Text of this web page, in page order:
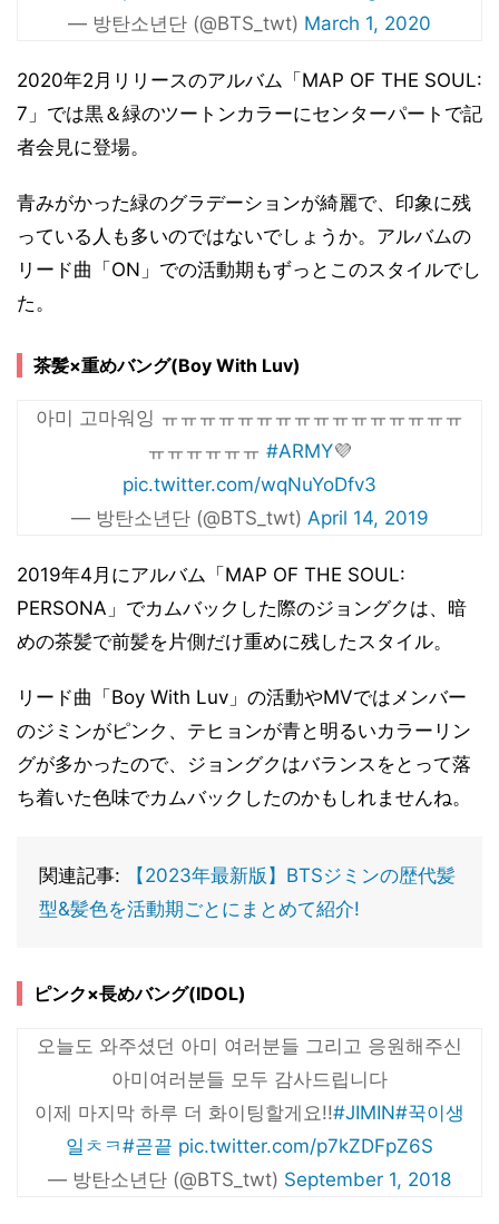
— 방탄소년단 (@BTS_twt) March 1, 2020
2020年2月リリースのアルバム「MAP OF THE SOUL:
7」では黒＆緑のツートンカラーにセンターパートで記
者会見に登場。
青みがかった緑のグラデーションが綺麗で、印象に残
っている人も多いのではないでしょうか。アルバムの
リード曲「ON」での活動期もずっとこのスタイルでし
た。
茶髪×重めバング(Boy With Luv)
아미 고마워잉 ㅠㅠㅠㅠㅠㅠㅠㅠㅠㅠㅠㅠㅠㅠㅠㅠ
ㅠㅠㅠㅠㅠㅠ #ARMY💜
pic.twitter.com/wqNuYoDfv3
— 방탄소년단 (@BTS_twt) April 14, 2019
2019年4月にアルバム「MAP OF THE SOUL:
PERSONA」でカムバックした際のジョングクは、暗
めの茶髪で前髪を片側だけ重めに残したスタイル。
リード曲「Boy With Luv」の活動やMVではメンバー
のジミンがピンク、テヒョンが青と明るいカラーリン
グが多かったので、ジョングクはバランスをとって落
ち着いた色味でカムバックしたのかもしれませんね。
関連記事: 【2023年最新版】BTSジミンの歴代髪
型&髪色を活動期ごとにまとめて紹介!
ピンク×長めバング(IDOL)
오늘도 와주셨던 아미 여러분들 그리고 응원해주신
아미여러분들 모두 감사드립니다
이제 마지막 하루 더 화이팅할게요!!#JIMIN#꾹이생
일ㅊㅋ#곧끝 pic.twitter.com/p7kZDFpZ6S
— 방탄소년단 (@BTS_twt) September 1, 2018